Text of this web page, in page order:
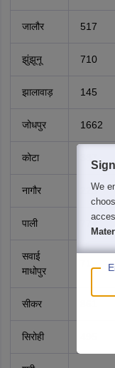
जालौर 517
झुंझूनू 710
झालावाड़ 145
जोधपुर 1662
कोटा
नागौर 223
पाली 774
सवाई
माधोपुर
सीकर
सिरोही
We